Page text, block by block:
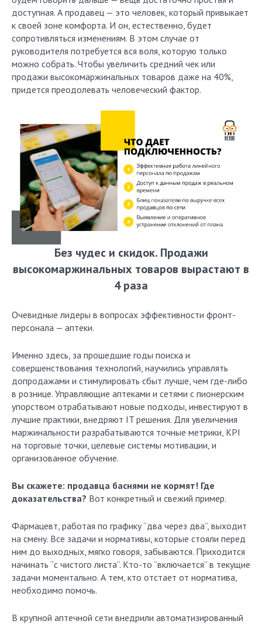
доступная. А продавец — это человек, который привыкает
к своей зоне комфорта. И он, естественно, будет
сопротивляться изменениям. В этом случае от
руководителя потребуется вся воля, которую только
можно собрать. Чтобы увеличить средний чек или
продажи высокомаржинальных товаров даже на 40%,
придется преодолевать человеческий фактор.
Без чудес и скидок. Продажи
высокомаржинальных товаров вырастают в
4 раза
Очевидные лидеры в вопросах эффективности фронт-
персонала — аптеки.
Именно здесь, за прошедшие годы поиска и
совершенствования технологий, научились управлять
допродажами и стимулировать сбыт лучше, чем где-либо
в рознице. Управляющие аптеками и сетями с пионерским
упорством отрабатывают новые подходы, инвестируют в
лучшие практики, внедряют IT решения. Для увеличения
маржинальности разрабатываются точные метрики, KPI
на торговые точки, целевые системы мотивации, и
организованное обучение.
Вы скажете: продавца баснями не кормят! Где
доказательства? Вот конкретный и свежий пример.
Фармацевт, работая по графику “два через два”, выходит
на смену. Все задачи и нормативы, которые стояли перед
ним до выходных, мягко говоря, забываются. Приходится
начинать “с чистого листа”. Кто-то “включается” в текущие
задачи моментально. А тем, кто отстает от норматива,
необходимо помочь.
В крупной аптечной сети внедрили автоматизированный